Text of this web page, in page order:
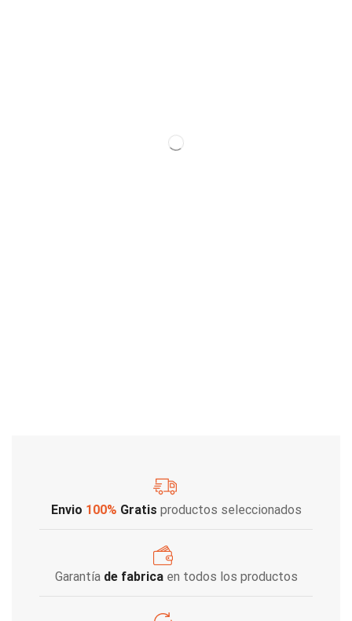
Envio 100% Gratis productos seleccionados
Garantía de fabricaen todos los productos